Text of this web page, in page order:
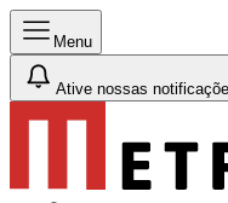
Menu
Ative nossas